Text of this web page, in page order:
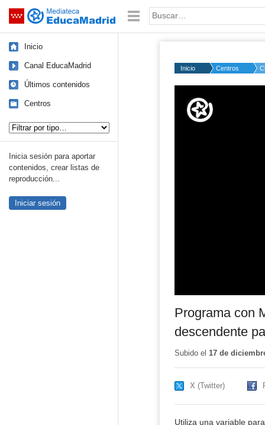
Saltar navegación Palabra o frase:
Inicio
Canal EducaMadrid
Últimos contenidos
Centros
Inicia sesión para aportar
contenidos, crear listas de
reproducción...
Iniciar sesión
Inicio Centros
50%
Programa con
descendente
Subido el 17 de
X (Twitter)
Utiliza una variable